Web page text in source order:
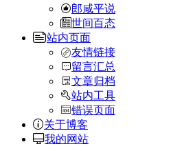
郎咸平说
世间百态
站内页面
友情链接
留言汇总
文章归档
站内工具
错误页面
关于博客
我的网站